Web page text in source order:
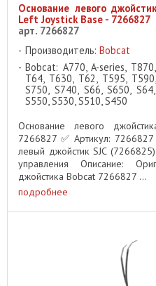
Основание левого
Left Joystick Base - 7266827
арт. 7266827
Производитель: Bobcat
Bobcat: A770, A-series,
T64, T630, T62, T595,
S750, S740, S66, S650,
S550, S530, S510, S450
Основание левого
7266827 ✅ Артикул:
левый джойстик SJC
управления Описание:
джойстика Bobcat 7266827 ...
подробнее